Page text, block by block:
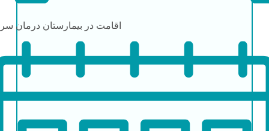
اقامت در بیمارستان درمان